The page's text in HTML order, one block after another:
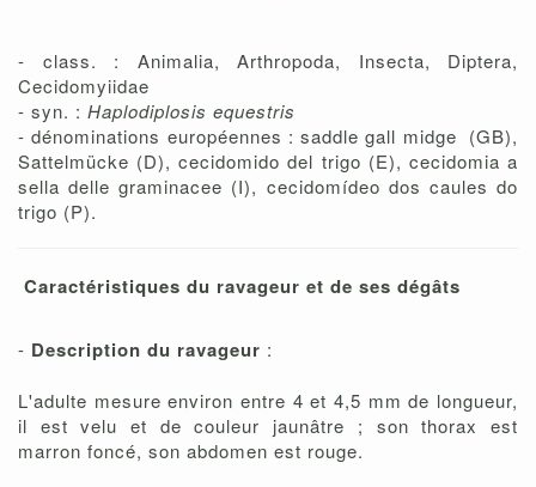
- class. : Animalia, Arthropoda, Insecta, Diptera,
Cecidomyiidae
- syn. : Haplodiplosis equestris
- dénominations européennes : saddle gall midge (GB),
Sattelmücke (D), cecidomido del trigo (E), cecidomia a
sella delle graminacee (I), cecidomídeo dos caules do
trigo (P).
Caractéristiques du ravageur et de ses dégâts
- Description du ravageur :
L'adulte mesure environ entre 4 et 4,5 mm de longueur,
il est velu et de couleur jaunâtre ; son thorax est
marron foncé, son abdomen est rouge.